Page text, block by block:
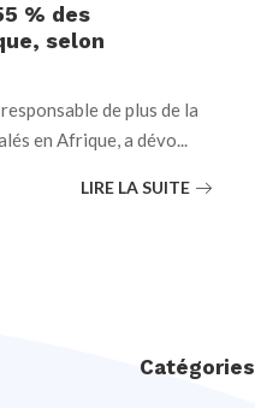
% des
selon
de plus de la
en Afrique, a dévo...
LIRE LA SUITE
Catégories